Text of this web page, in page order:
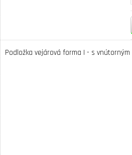
Podložka vejárová forma I - s vnútorným